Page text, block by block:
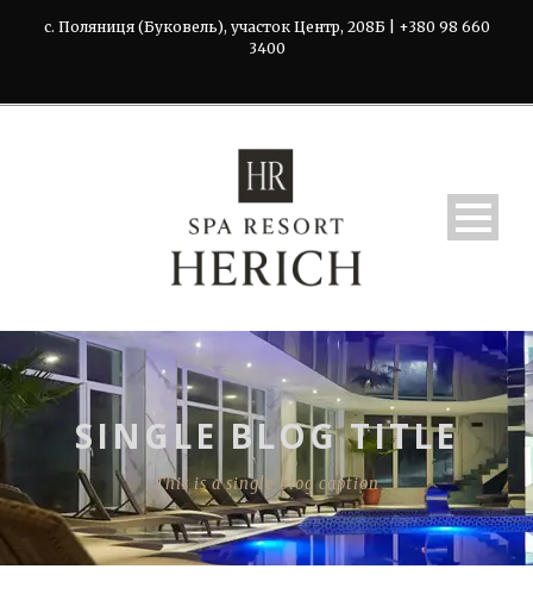
с. Поляниця (Буковель), участок Центр, 208Б | +380 98 660
3400
SINGLE BLOG TITLE
This is a single blog caption